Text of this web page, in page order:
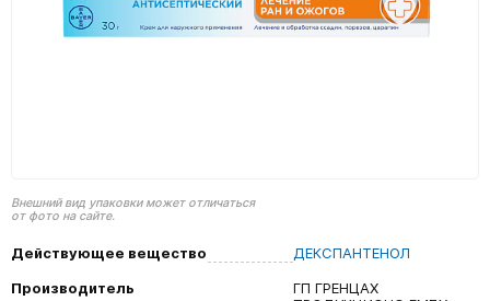
Внешний вид упаковки может отличаться
от фото на сайте.
Действующее вещество
ДЕКСПАНТЕНОЛ
Производитель
ГП ГРЕНЦАХ